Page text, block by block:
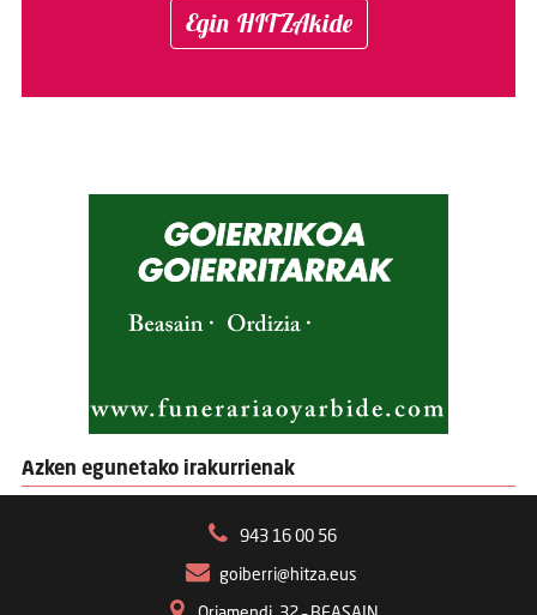
Egin HITZAkide
Azken egunetako irakurrienak
943 16 00 56
goiberri@hitza.eus